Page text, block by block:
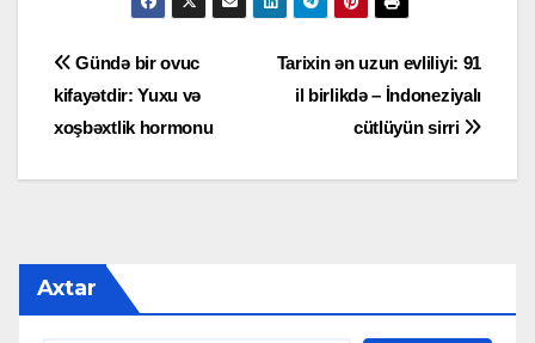
Yazı
naviqasiyası
Tarixin ən uzun evliliyi: 91
il birlikdə – İndoneziyalı
cütlüyün sirri
Gündə bir ovuc
kifayətdir: Yuxu və
xoşbəxtlik hormonu
Axtar